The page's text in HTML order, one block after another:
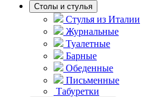
Столы и стулья
Стулья из Италии
Журнальные
Туалетные
Барные
Обеденные
Письменные
Табуретки